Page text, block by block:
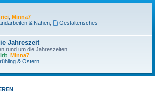
Minna7
& Nähen,
Gestalterisches
Jahreszeit
rund um die Jahreszeiten
Minna7
& Ostern